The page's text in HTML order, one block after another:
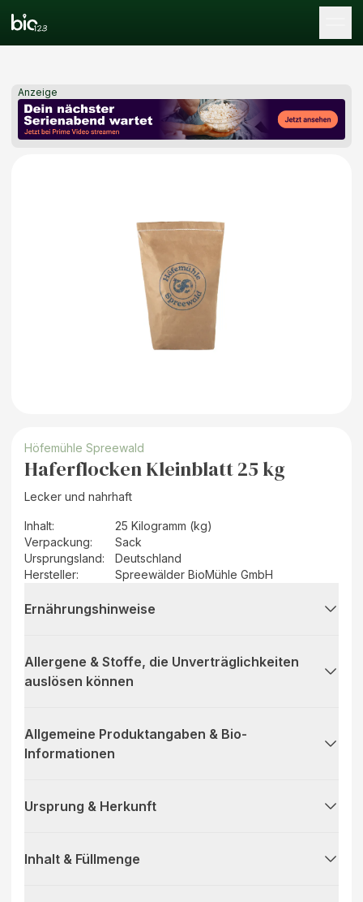
Anzeige
Höfemühle Spreewald
Haferflocken Kleinblatt 25 kg
Lecker und nahrhaft
Inhalt:
25 Kilogramm (kg)
Verpackung:
Sack
Ursprungsland:
Deutschland
Hersteller: Spreewälder BioMühle GmbH
Ernährungshinweise
Allergene & Stoffe, die Unverträglichkeiten
auslösen können
Allgemeine Produktangaben & Bio-
Informationen
Ursprung & Herkunft
Inhalt & Füllmenge